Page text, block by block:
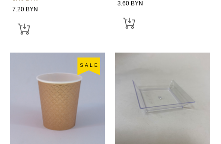
7.20 BYN
3.60 BYN
SALE